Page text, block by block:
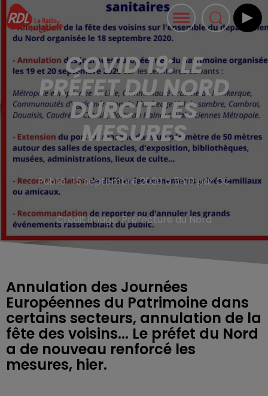
COVID 19: LE
PRÉFET DU NORD
DURCIT LES
MESURES
Publié : 15 septembre 2020 à 5h10 par CC
Crédit image:Préfecture du Nord
Annulation des Journées
Européennes du Patrimoine dans
certains secteurs, annulation de la
fête des voisins... Le préfet du Nord
a de nouveau renforcé les
mesures, hier.